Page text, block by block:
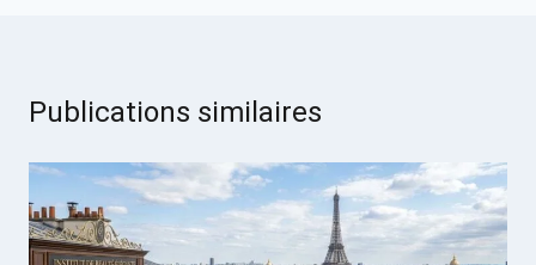
Publications similaires